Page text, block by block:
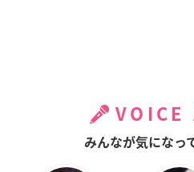
VOICE
みんなが気になっ